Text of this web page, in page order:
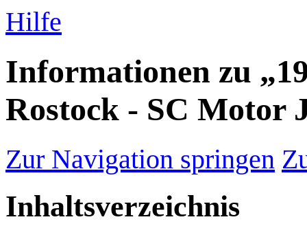
Hilfe
Informationen zu
Rostock - SC Motor
Zur Navigation springen
Inhaltsverzeichnis